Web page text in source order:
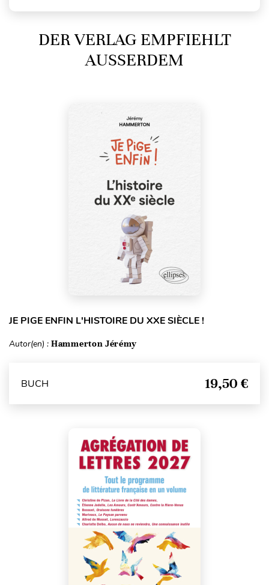
DER VERLAG EMPFIEHLT
AUSSERDEM
JE PIGE ENFIN L'HISTOIRE DU XXE SIÈCLE !
Autor(en) : Hammerton Jérémy
BUCH 19,50 €